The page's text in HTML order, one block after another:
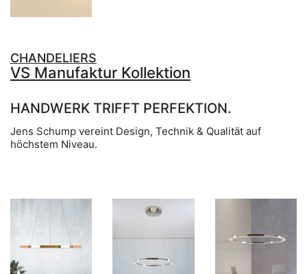
CHANDELIERS
VS Manufaktur Kollektion
HANDWERK TRIFFT PERFEKTION.
Jens Schump vereint Design, Technik & Qualität auf
höchstem Niveau.